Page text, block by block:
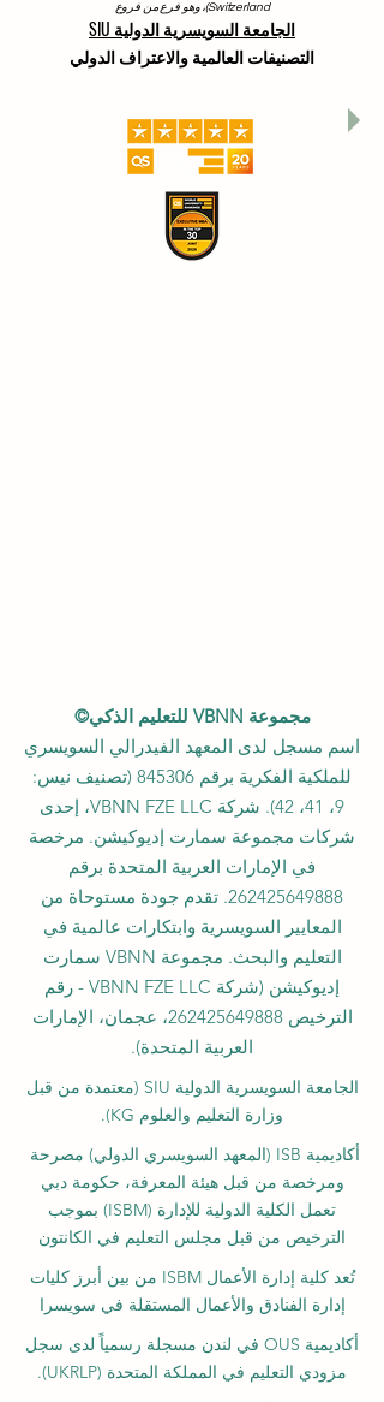
Switzerland)، وهو فرع من فروع
الجامعة السويسرية الدولية SIU
التصنيفات العالمية والاعتراف الدولي
مجموعة VBNN للتعليم الذكي©
اسم مسجل لدى المعهد الفيدرالي السويسري
للملكية الفكرية برقم 845306 (تصنيف نيس:
9، 41، 42). شركة VBNN FZE LLC، إحدى
شركات مجموعة سمارت إديوكيشن. مرخصة
في الإمارات العربية المتحدة برقم
262425649888. تقدم جودة مستوحاة من
المعايير السويسرية وابتكارات عالمية في
التعليم والبحث. مجموعة VBNN سمارت
إديوكيشن (شركة VBNN FZE LLC - رقم
الترخيص 262425649888، عجمان، الإمارات
العربية المتحدة).
الجامعة السويسرية الدولية SIU
(معتمدة من قبل
وزارة التعليم والعلوم KG).
أكاديمية ISB (المعهد السويسري الدولي) مصرحة
ومرخصة من قبل هيئة المعرفة، حكومة دبي
تعمل الكلية الدولية للإدارة (ISBM) بموجب
الترخيص من قبل مجلس التعليم في الكانتون
تُعد كلية إدارة الأعمال ISBM من بين أبرز كليات
إدارة الفنادق والأعمال المستقلة في سويسرا
أكاديمية OUS في لندن مسجلة رسمياً لدى سجل
مزودي التعليم في المملكة المتحدة (UKRLP).